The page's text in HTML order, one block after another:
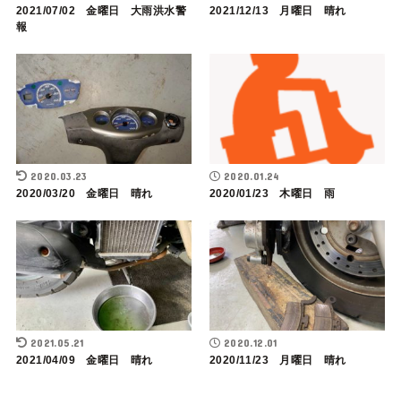
2021/07/02 金曜日 大雨洪水警
報
2021/12/13 月曜日 晴れ
2020.03.23
2020/03/20 金曜日 晴れ
2020.01.24
2020/01/23 木曜日 雨
2021.05.21
2021/04/09 金曜日 晴れ
2020.12.01
2020/11/23 月曜日 晴れ